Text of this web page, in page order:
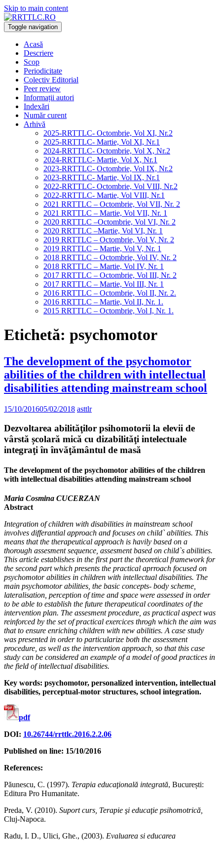
Skip to main content
Toggle navigation
Acasă
Descriere
Scop
Periodicitate
Colectiv Editorial
Peer review
Informații autori
Indexări
Număr curent
Arhivă
2025-RRTTLC- Octombrie, Vol XI, Nr.2
2025-RRTTLC- Martie, Vol XI, Nr.1
2024-RRTTLC- Octombrie, Vol X, Nr.2
2024-RRTTLC- Martie, Vol X, Nr.1
2023-RRTTLC- Octombrie, Vol IX, Nr.2
2023-RRTTLC- Martie, Vol IX, Nr.1
2022-RRTTLC- Octombrie, Vol VIII, Nr.2
2022-RRTTLC- Martie, Vol VIII, Nr.1
2021 RRTTLC – Octombrie, Vol VII, Nr. 2
2021 RRTTLC – Martie, Vol VII, Nr. 1
2020 RRTTLC –Octombrie, Vol VI, Nr. 2
2020 RRTTLC –Martie, Vol VI, Nr. 1
2019 RRTTLC – Octombrie, Vol V, Nr. 2
2019 RRTTLC – Martie, Vol V, Nr. 1
2018 RRTTLC – Octombrie, Vol IV, Nr. 2
2018 RRTTLC – Martie, Vol IV, Nr. 1
2017 RRTTLC – Octombrie, Vol III, Nr. 2
2017 RRTTLC – Martie, Vol III, Nr. 1
2016 RRTTLC – Octombrie, Vol II, Nr. 2.
2016 RRTTLC – Martie, Vol II, Nr. 1.
2015 RRTTLC – Octombrie, Vol I, Nr. 1.
Etichetă: psychomotor
The development of the psychomotor
abilities of the children with intellectual
disabilities attending mainstream school
15/10/201605/02/2018 asttlr
Dezvoltarea abilităţilor psihomotorii la elevii de
vârstă școlară mică cu dizabilităţi intelectuale
integraţi în învăţământul de masă
The development of the psychomotor abilities of the children
with intellectual disabilities attending mainstream school
Maria Cosmina CUCERZAN
Abstract
Integration of children with disabilities in mainstream school
involves differantial approach and focuses on child` abilities. This
means that the therapeutical approach is havily based on a
thorough assesment sequence, assesment based on child`s abilities.
This article establishes in the first part the theoretical framework for
the second part which presents the practical aprroach focused on
psychomotor abilities in children with intellectual disabilities. The
main psychomotor abilities, the basic concepts- body scheme,
lateralisation, perception of time and space were assessed in order
to be able to establish the future therapeutical coordinates of the
intervention plan. The assesment procedure, as practical aspect was
reinforced by the set of practical exercices throgh which the aim was
that to ensure enriching children with new abilities. A case study
was presented in order to particularize both the assessment
procedure, as well as the intervention approach, so that this case
study can be considered an example of a model of good practices in
the field of intellectual disabilities.
Key words: psychomotor, personalized intervention, intellectual
disabilities, perceptual-motor structures, school integration.
pdf
DOI: 10.26744/rrttlc.2016.2.2.06
Published on line: 15/10/2016
References:
Păunescu, C. (1997). Terapia educaţională integrată, București:
Editura Pro Humanitate.
Preda, V. (2010). Suport curs, Terapie şi educaţie psihomotrică,
Cluj-Napoca.
Radu, I. D., Ulici, Ghe., (2003). Evaluarea si educarea